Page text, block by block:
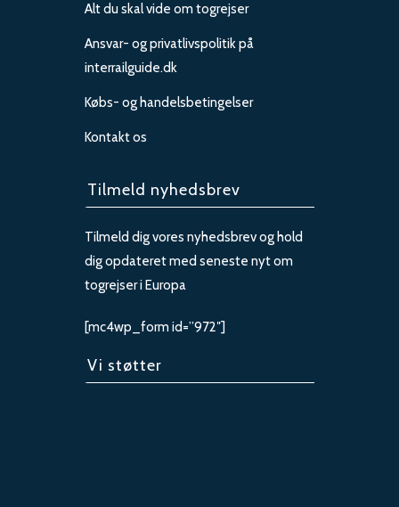
Alt du skal vide om togrejser
Ansvar- og privatlivspolitik på
interrailguide.dk
Købs- og handelsbetingelser
Kontakt os
Tilmeld nyhedsbrev
Tilmeld dig vores nyhedsbrev og hold
dig opdateret med seneste nyt om
togrejser i Europa
[mc4wp_form id=”972″]
Vi støtter